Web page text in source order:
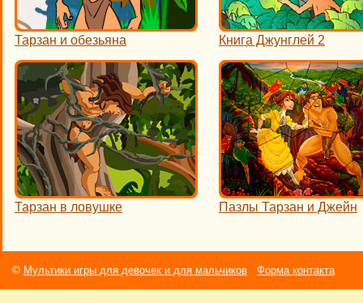
Тарзан и обезьяна Книга Джунглей 2
Тарзан в ловушке Пазлы Тарзан и Джейн
© Мультики игры для девочек и для мальчиков Форма контакта